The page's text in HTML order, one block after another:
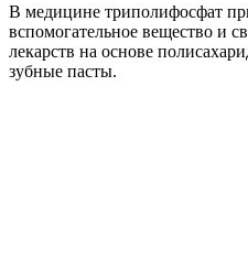
В медицине триполифосфат
вспомогательное вещество и
лекарств на основе
зубные пасты.